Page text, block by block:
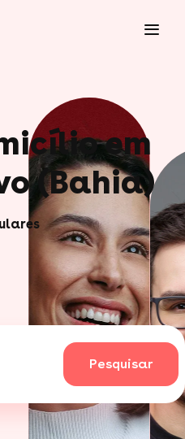
em
(Bahia)
Pesquisar